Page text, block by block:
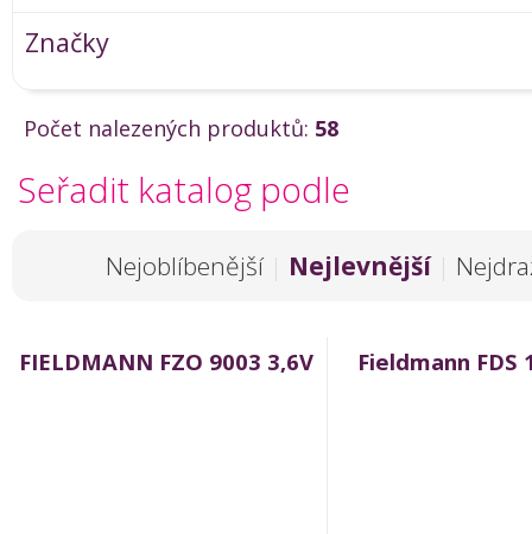
Značky
Počet nalezených produktů: 58
Seřadit katalog podle
Nejoblíbenější | Nejlevnější |
FIELDMANN FZO 9003 3,6V Fieldmann FDS